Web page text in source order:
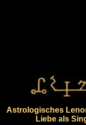
Astrologisches
Liebe als